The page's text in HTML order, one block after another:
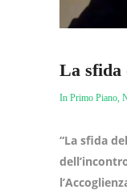
La sfida
In Primo Piano
“La sfida